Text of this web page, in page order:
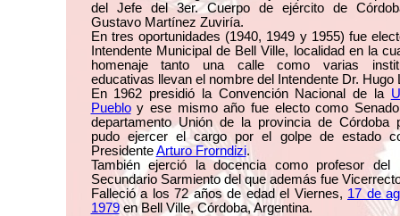
del Jefe del 3er. Cuerpo de ejército de
Gustavo Martínez Zuviría.
En tres oportunidades (1940, 1949 y 1955) fue
Intendente Municipal de Bell Ville, localidad en la
homenaje tanto una calle como varias
educativas llevan el nombre del Intendente Dr. Hugo
En 1962 presidió la Convención Nacional de la
Puebloy ese mismo año fue electo como
departamento Unión de la provincia de Córdoba
pudo ejercer el cargo por el golpe de estado
PresidenteArturo Frorndizi.
También ejerció la docencia como profesor del
Secundario Sarmiento del que además fue
Falleció a los 72 años de edad el Viernes, 17 de
1979en Bell Ville, Córdoba, Argentina.